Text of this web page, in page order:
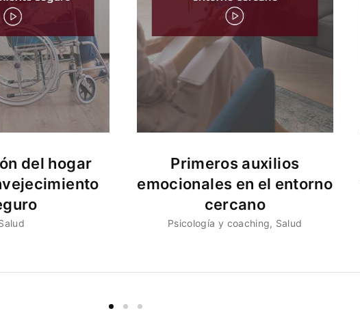
del hogar
Primeros auxilios
emocionales en el entorno
cercano
Psicología y coaching Salud